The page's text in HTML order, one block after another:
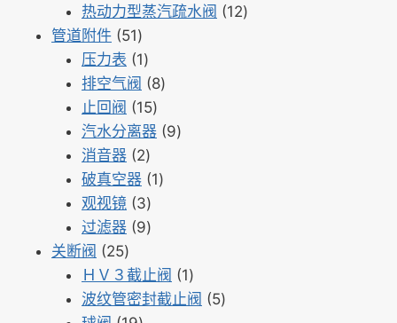
产
个
热动力型蒸汽疏水阀 1212
管道附件 5151
个
产
品
压力表 11
个
产
品
排空气阀 88
产
止回阀 1515
个
品
汽水分离器 99
消音器 22
个
产
品
破真空器 11
观视镜 33
个
品
过滤器 99
产
品
关断阀 2525
个
产
ＨＶ３截止阀 11
个
波纹管密封截止阀 55